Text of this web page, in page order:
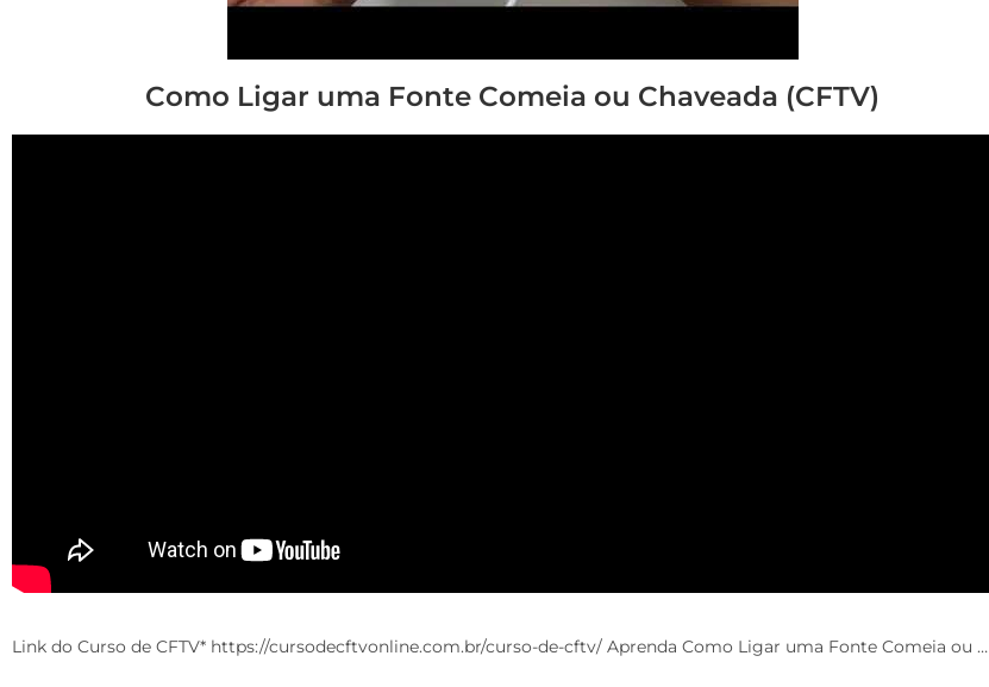
Como Ligar uma Fonte Comeia ou Chaveada (CFTV)
Link do Curso de CFTV* https://cursodecftvonline.com.br/curso-de-cftv/ Aprenda Como Ligar uma Fonte Comeia ou …